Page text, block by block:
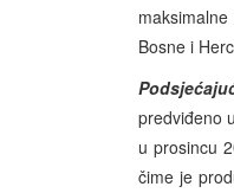
Bosne i
predviđeno
u prosincu
čime je